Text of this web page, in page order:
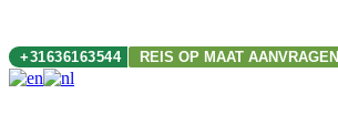
+31636163544 REIS OP MAAT AANVRAGEN